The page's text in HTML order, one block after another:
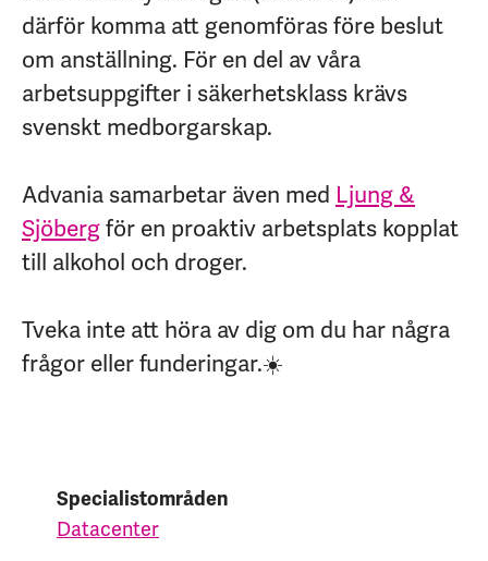
därför komma att genomföras före beslut
om anställning. För en del av våra
arbetsuppgifter i säkerhetsklass krävs
svenskt medborgarskap.
Advania samarbetar även med Ljung &
Sjöbergför en proaktiv arbetsplats kopplat
till alkohol och droger.
Tveka inte att höra av dig om du har några
frågor eller funderingar.☀️
Specialistområden
Datacenter